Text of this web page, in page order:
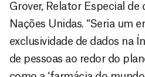
Grover, Relator Especial de
Nações Unidas. “Seria um
exclusividade de dados na
de pessoas ao redor do